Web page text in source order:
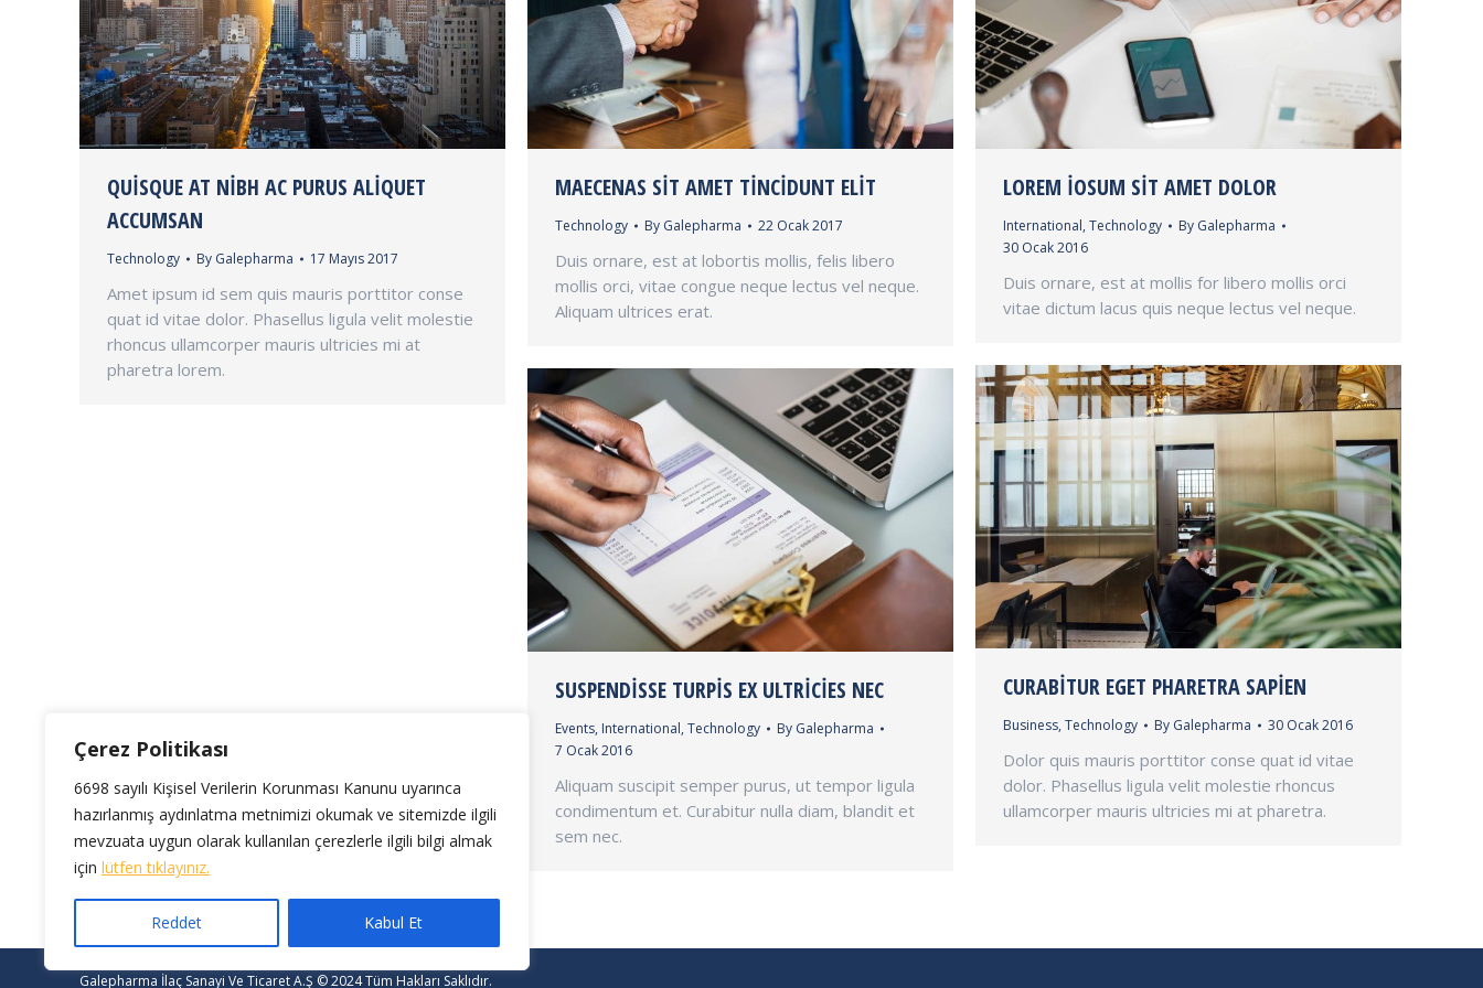
Çerez Politikası
6698 sayılı Kişisel Verilerin Korunması Kanunu uyarınca
hazırlanmış aydınlatma metnimizi okumak ve sitemizde ilgili
mevzuata uygun olarak kullanılan çerezlerle ilgili bilgi almak
için lütfen tıklayınız.
Reddet Kabul Et
QUISQUE AT NIBH AC PURUS ALIQUET
ACCUMSAN
Technology By Galepharma 17 Mayıs 2017
Amet ipsum id sem quis mauris porttitor conse
quat id vitae dolor. Phasellus ligula velit molestie
rhoncus ullamcorper mauris ultricies mi at
pharetra lorem.
MAECENAS SIT AMET TINCIDUNT ELIT
Technology By Galepharma 22 Ocak 2017
Duis ornare, est at lobortis mollis, felis libero
mollis orci, vitae congue neque lectus vel neque.
Aliquam ultrices erat.
LOREM IOSUM SIT AMET DOLOR
International, Technology By Galepharma
30 Ocak 2016
Duis ornare, est at mollis for libero mollis orci
vitae dictum lacus quis neque lectus vel neque.
CURABITUR EGET PHARETRA SAPIEN
Business, Technology By Galepharma 30 Ocak 2016
Dolor quis mauris porttitor conse quat id vitae
dolor. Phasellus ligula velit molestie rhoncus
ullamcorper mauris ultricies mi at pharetra.
SUSPENDISSE TURPIS EX ULTRICIES NEC
Events, International, Technology By Galepharma
7 Ocak 2016
Aliquam suscipit semper purus, ut tempor ligula
condimentum et. Curabitur nulla diam, blandit et
sem nec.
Galepharma İlaç Sanayi Ve Ticaret A.Ş © 2024 Tüm Hakları Saklıdır.